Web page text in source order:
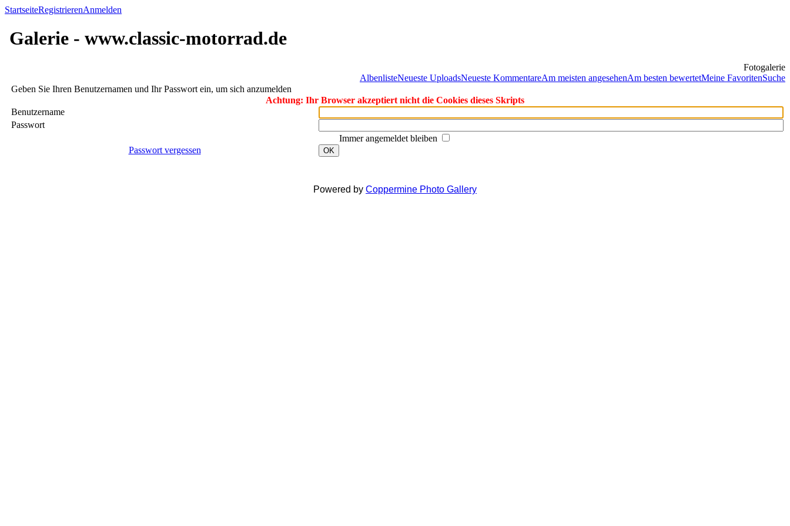
StartseiteRegistrierenAnmelden
Galerie - www.classic-motorrad.de
Fotogalerie
AlbenlisteNeueste UploadsNeueste KommentareAm meisten angesehenAm besten bewertetMeine FavoritenSuche
Geben Sie Ihren Benutzernamen und Ihr Passwort ein, um sich anzumelden
Achtung: Ihr Browser akzeptiert nicht die Cookies dieses Skripts
Benutzername
Passwort
Immer angemeldet bleiben
Passwort vergessen
OK
Powered by Coppermine Photo Gallery